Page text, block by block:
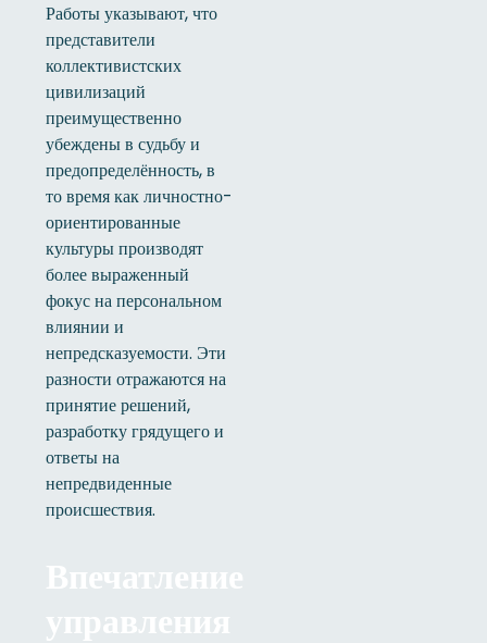
Работы указывают, что
представители
коллективистских
цивилизаций
преимущественно
убеждены в судьбу и
предопределённость, в
то время как личностно-
ориентированные
культуры производят
более выраженный
фокус на персональном
влиянии и
непредсказуемости. Эти
разности отражаются на
принятие решений,
разработку грядущего и
ответы на
непредвиденные
происшествия.
Впечатление
управления